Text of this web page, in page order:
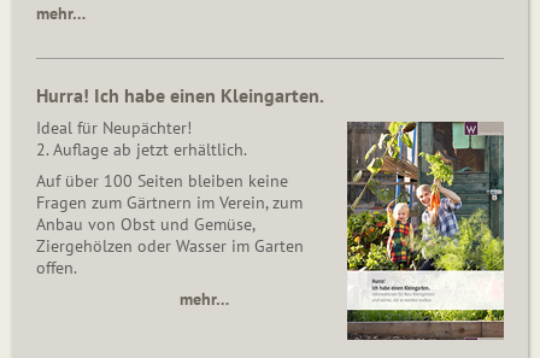
mehr…
Hurra! Ich habe einen Kleingarten.
Ideal für Neupächter!
2. Auflage ab jetzt erhältlich.
Auf über 100 Seiten bleiben keine
Fragen zum Gärtnern im Verein, zum
Anbau von Obst und Gemüse,
Ziergehölzen oder Wasser im Garten
offen.
mehr…